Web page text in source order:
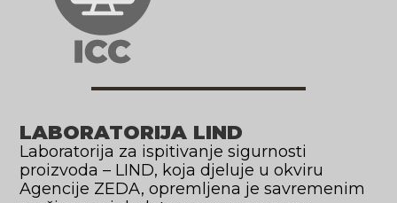
LABORATORIJA LIND
Laboratorija za ispitivanje sigurnosti
proizvoda – LIND, koja djeluje u okviru
Agencije ZEDA, opremljena je savremenim